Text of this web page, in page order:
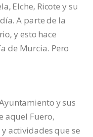
Elche, Ricote y su
A parte de la
y esto hace
de Murcia. Pero
y sus
aquel Fuero,
actividades que se